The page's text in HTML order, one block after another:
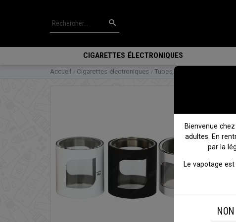
CIGARETTES ÉLECTRONIQUES
Accueil Cigarettes électroniques Tubes, Vitres & accessoires
Bienvenue
adultes. En
par la
Le vapotage